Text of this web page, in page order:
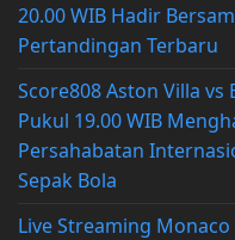
20.00 WIB Hadir
Pertandingan Terbaru
Score808 Aston Villa
Pukul 19.00 WIB
Persahabatan
Sepak Bola
Live Streaming